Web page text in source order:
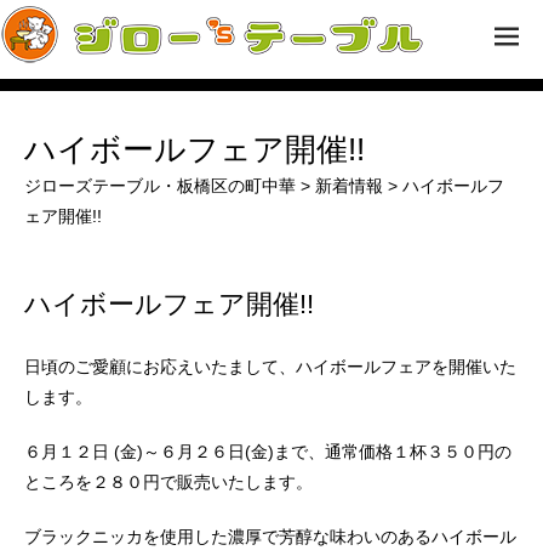
ハイボールフェア開催!!
ジローズテーブル・板橋区の町中華 > 新着情報 > ハイボールフ
ェア開催!!
ハイボールフェア開催!!
日頃のご愛顧にお応えいた まして、ハイボールフェアを開催いた
します。
６月１２日 (金) ～６ 月２６ 日(金) まで、通常価格１杯３５０円の
ところを２８０円で販売いたします。
ブラックニッカを使用した濃厚で芳醇な味わいのあるハイボール